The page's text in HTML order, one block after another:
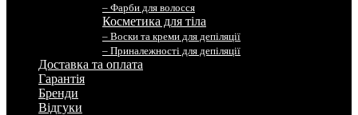
– Фарби для волосся
Косметика для тіла
– Воски та креми для депіляції
– Приналежності для депіляції
Доставка та оплата
Гарантія
Бренди
Вiдгуки